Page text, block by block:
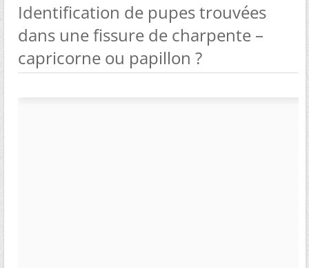
Identification de pupes trouvées
dans une fissure de charpente –
capricorne ou papillon ?